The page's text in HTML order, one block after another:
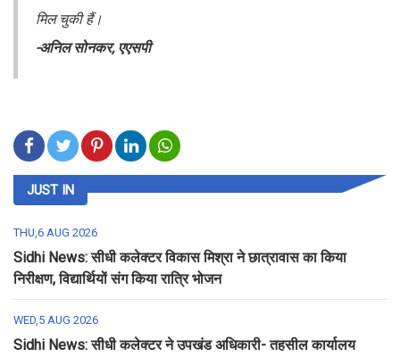
मिल चुकी हैं।
-अनिल सोनकर, एएसपी
JUST IN
THU,6 AUG 2026
Sidhi News: सीधी कलेक्टर विकास मिश्रा ने छात्रावास का किया
निरीक्षण, विद्यार्थियों संग किया रात्रि भोजन
WED,5 AUG 2026
Sidhi News: सीधी कलेक्टर ने उपखंड अधिकारी- तहसील कार्यालय